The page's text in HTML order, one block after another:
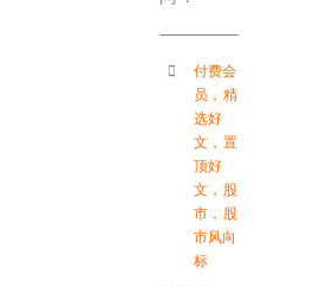
付费会
员 ， 精
选好
文 ， 置
顶好
文 ， 股
市 ， 股
市风向
标